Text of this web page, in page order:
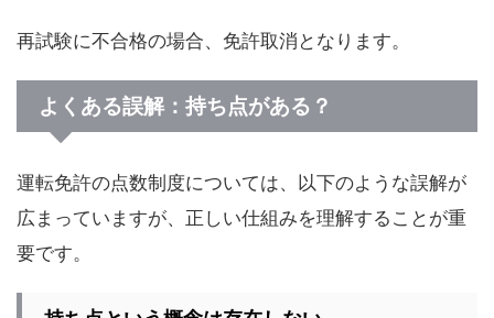
再試験に不合格の場合、免許取消となります。
よくある誤解：持ち点がある？
運転免許の点数制度については、以下のような誤解が
広まっていますが、正しい仕組みを理解することが重
要です。